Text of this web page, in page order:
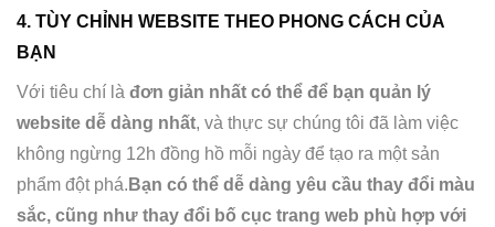
4. TÙY CHỈNH WEBSITE THEO PHONG CÁCH CỦA
BẠN
Với tiêu chí là đơn giản nhất có thể để bạn quản lý
website dễ dàng nhất, và thực sự chúng tôi đã làm việc
không ngừng 12h đồng hồ mỗi ngày để tạo ra một sản
phẩm đột phá. Bạn có thể dễ dàng yêu cầu thay đổi màu
sắc, cũng như thay đổi bố cục trang web phù hợp với